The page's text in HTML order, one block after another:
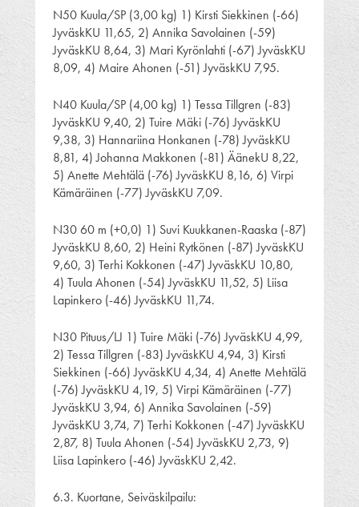
N50 Kuula/SP (3,00 kg) 1) Kirsti Siekkinen (-66)
JyväskKU 11,65, 2) Annika Savolainen (-59)
JyväskKU 8,64, 3) Mari Kyrönlahti (-67) JyväskKU
8,09, 4) Maire Ahonen (-51) JyväskKU 7,95.
N40 Kuula/SP (4,00 kg) 1) Tessa Tillgren (-83)
JyväskKU 9,40, 2) Tuire Mäki (-76) JyväskKU
9,38, 3) Hannariina Honkanen (-78) JyväskKU
8,81, 4) Johanna Makkonen (-81) ÄänekU 8,22,
5) Anette Mehtälä (-76) JyväskKU 8,16, 6) Virpi
Kämäräinen (-77) JyväskKU 7,09.
N30 60 m (+0,0) 1) Suvi Kuukkanen-Raaska (-87)
JyväskKU 8,60, 2) Heini Rytkönen (-87) JyväskKU
9,60, 3) Terhi Kokkonen (-47) JyväskKU 10,80,
4) Tuula Ahonen (-54) JyväskKU 11,52, 5) Liisa
Lapinkero (-46) JyväskKU 11,74.
N30 Pituus/LJ 1) Tuire Mäki (-76) JyväskKU 4,99,
2) Tessa Tillgren (-83) JyväskKU 4,94, 3) Kirsti
Siekkinen (-66) JyväskKU 4,34, 4) Anette Mehtälä
(-76) JyväskKU 4,19, 5) Virpi Kämäräinen (-77)
JyväskKU 3,94, 6) Annika Savolainen (-59)
JyväskKU 3,74, 7) Terhi Kokkonen (-47) JyväskKU
2,87, 8) Tuula Ahonen (-54) JyväskKU 2,73, 9)
Liisa Lapinkero (-46) JyväskKU 2,42.
6.3. Kuortane, Seiväskilpailu: